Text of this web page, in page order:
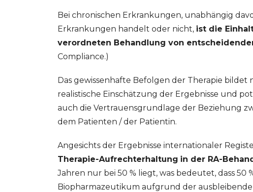
FONDATION HÔPITAUX ROBERT
Bei chronischen Erkrankungen, unabhängig
Erkrankungen handelt oder nicht, ist die
verordneten Behandlung von
Compliance.)
Das gewissenhafte Befolgen der Therapie
realistische Einschätzung der Ergebnisse und
auch die Vertrauensgrundlage der Beziehung
dem Patienten / der Patientin.
Angesichts der Ergebnisse internationaler
Therapie-Aufrechterhaltung in der RA-
Jahren nur bei 50 % liegt, was bedeutet, dass
Biopharmazeutikum aufgrund der